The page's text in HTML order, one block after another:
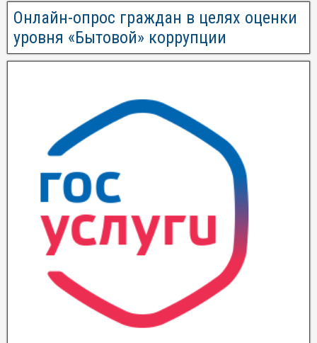
Онлайн-опрос граждан в целях оценки
уровня «Бытовой» коррупции